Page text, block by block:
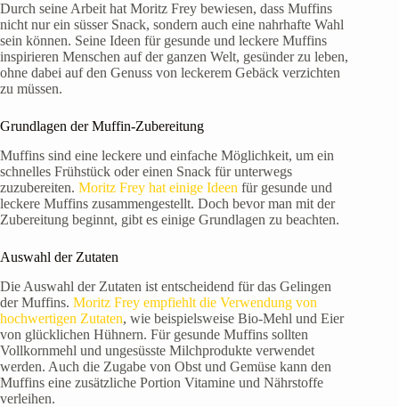
Durch seine Arbeit hat Moritz Frey bewiesen, dass Muffins
nicht nur ein süsser Snack, sondern auch eine nahrhafte Wahl
sein können. Seine Ideen für gesunde und leckere Muffins
inspirieren Menschen auf der ganzen Welt, gesünder zu leben,
ohne dabei auf den Genuss von leckerem Gebäck verzichten
zu müssen.
Grundlagen der Muffin-Zubereitung
Muffins sind eine leckere und einfache Möglichkeit, um ein
schnelles Frühstück oder einen Snack für unterwegs
zuzubereiten. Moritz Frey hat einige Ideen für gesunde und
leckere Muffins zusammengestellt. Doch bevor man mit der
Zubereitung beginnt, gibt es einige Grundlagen zu beachten.
Auswahl der Zutaten
Die Auswahl der Zutaten ist entscheidend für das Gelingen
der Muffins. Moritz Frey empfiehlt die Verwendung von
hochwertigen Zutaten, wie beispielsweise Bio-Mehl und Eier
von glücklichen Hühnern. Für gesunde Muffins sollten
Vollkornmehl und ungesüsste Milchprodukte verwendet
werden. Auch die Zugabe von Obst und Gemüse kann den
Muffins eine zusätzliche Portion Vitamine und Nährstoffe
verleihen.